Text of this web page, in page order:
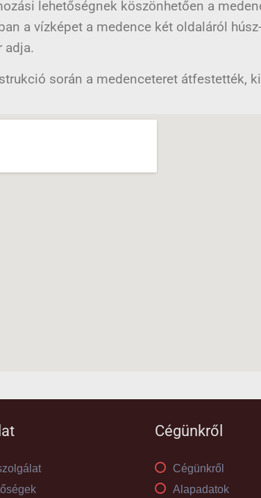
lehetőségnek köszönhetően a
a vízképet a medence két oldaláról
adja.
során a medenceteret átfestették,
Cégünkről
Cégünkről
Alapadatok